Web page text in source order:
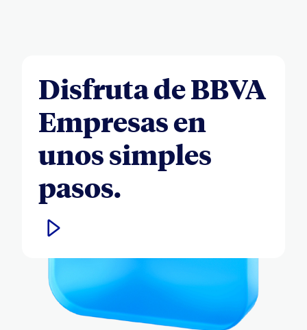
Disfruta de BBVA
Empresas en
unos simples
pasos.